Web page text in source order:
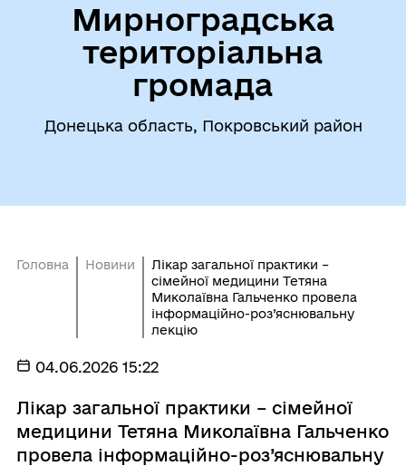
Мирноградська
територіальна
громада
Донецька область, Покровський район
Головна Новини
Лікар загальної практики –
сімейної медицини Тетяна
Миколаївна Гальченко провела
інформаційно-роз’яснювальну
лекцію
04.06.2026 15:22
Лікар загальної практики – сімейної
медицини Тетяна Миколаївна Гальченко
провела інформаційно-роз’яснювальну